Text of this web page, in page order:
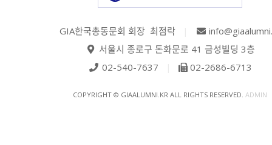
GIA한국총동문회 회장 최점락
서울시 종로구 돈화문로 41 금성빌딩 3층
02-540-7637
02-2686-6713
COPYRIGHT © GIAALUMNI.KR ALL RIGHTS RESERVED. ADMIN